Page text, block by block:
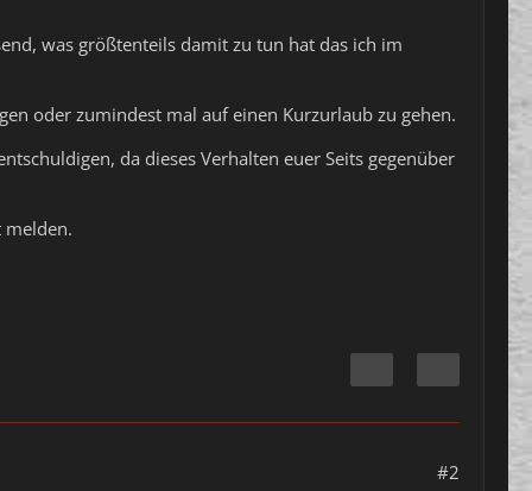
was größtenteils damit zu tun hat das ich im
oder zumindest mal auf einen Kurzurlaub zu gehen.
da dieses Verhalten euer Seits gegenüber
melden.
#2